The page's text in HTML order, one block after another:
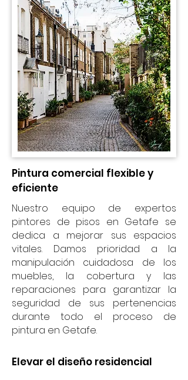
Pintura comercial flexible y
eficiente
Nuestro equipo de expertos
pintores de pisos en Getafe se
dedica a mejorar sus espacios
vitales. Damos prioridad a la
manipulación cuidadosa de los
muebles, la cobertura y las
reparaciones para garantizar la
seguridad de sus pertenencias
durante todo el proceso de
pintura en Getafe.
Elevar el diseño residencial